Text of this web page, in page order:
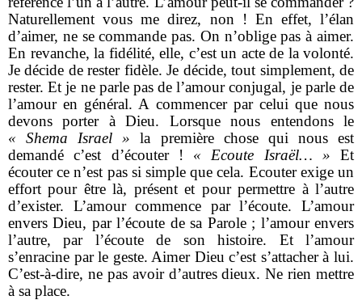
Naturellement vous me direz, non ! En effet, l’élan
d’aimer, ne se commande pas. On n’oblige pas à aimer.
En revanche, la fidélité, elle, c’est un acte de la volonté.
Je décide de rester fidèle. Je décide, tout simplement, de
rester. Et je ne parle pas de l’amour conjugal, je parle de
l’amour en général. A commencer par celui que nous
devons porter à Dieu. Lorsque nous entendons le
« Shema Israel » la première chose qui nous est
demandé c’est d’écouter ! « Ecoute Israël… » Et
écouter ce n’est pas si simple que cela. Ecouter exige un
effort pour être là, présent et pour permettre à l’autre
d’exister. L’amour commence par l’écoute. L’amour
envers Dieu, par l’écoute de sa Parole ; l’amour envers
l’autre, par l’écoute de son histoire. Et l’amour
s’enracine par le geste. Aimer Dieu c’est s’attacher à lui.
C’est-à-dire, ne pas avoir d’autres dieux. Ne rien mettre
à sa place.